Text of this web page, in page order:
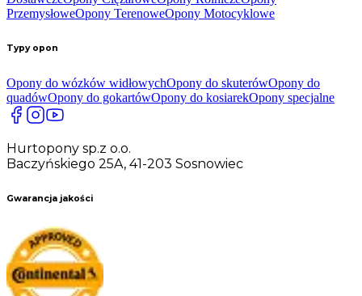
PrzemysłoweOpony TerenoweOpony Motocyklowe
Typy opon
Opony do wózków widłowychOpony do skuterówOpony do
quadówOpony do gokartówOpony do kosiarekOpony specjalne
Hurtopony sp.z o.o.
Baczyńskiego 25A, 41-203 Sosnowiec
Gwarancja jakości